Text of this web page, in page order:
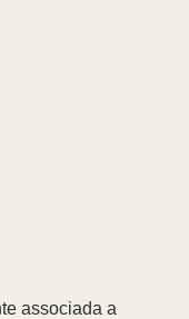
associada a